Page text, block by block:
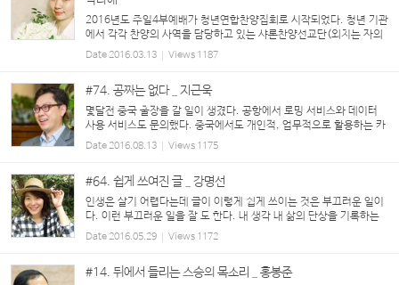
2016년도 주일4부예배가 청년연합찬양집회로 시작되었다. 청년 기관
에서 각각 찬양의 사역을 담당하고 있는 샤론찬양선교단(외치는 자의
소리여 가로되 너희는 광야에서 여호와의 길을 예비하라 사막에서 우
리 하나님의 대로를 평탄케 하라...
Date2016.03.13 Views 1187
#74. 공짜는 없다 _ 지근욱
몇달전 중국 출장을 갈 일이 생겼다. 공항에서 로밍 서비스와 데이터
사용 서비스도 문의했다. 중국에서도 개인적, 업무적으로 활용하는 카
톡을 계속 사용하기 위함이다. 중국은 데이터 무한 사용 기준으로 하루
에 1만원, 5일이면 5만원이라는 설명이다...
Date2016.08.13 Views 1175
#64. 쉽게 쓰여진 글 _ 강명선
인생은 살기 어렵다는데 글이 이렇게 쉽게 쓰이는 것은 부끄러운 일이
다. 이런 부끄러운 일을 잘 도 한다. 내 생각 내 삶의 단상을 기록하는
나의 카카오 스토리에는 쉽게 쓰여진 글들이 많다. 문득 나타난 한 풍
경 앞에 시간을 정지 시키...
Date2016.05.29 Views 1172
#14. 뒤에서 들리는 스승의 목소리 _ 홍봉준